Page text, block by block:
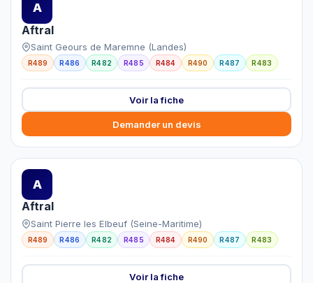
A
Aftral
Saint Geours de Maremne (Landes)
R489 R486 R482 R485 R484 R490 R487 R483
Voir la fiche
Demander un devis
A
Aftral
Saint Pierre les Elbeuf (Seine-Maritime)
R489 R486 R482 R485 R484 R490 R487 R483
Voir la fiche